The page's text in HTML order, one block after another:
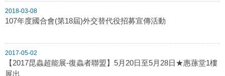
2018-03-08
107年度國合會(第18屆)外交替代役招募宣傳活動
2017-05-02
【2017昆蟲超能展-復蟲者聯盟】5月20日至5月28日★惠蓀堂1樓
展出